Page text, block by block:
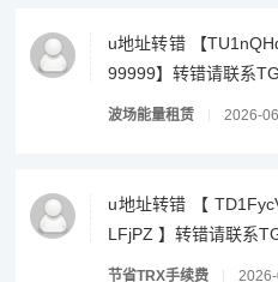
u地址转错 【
99999】转错请联系
波场能量租赁 2026-
u地址转错 【
LFjPZ 】转错请联系
节省TRX手续费